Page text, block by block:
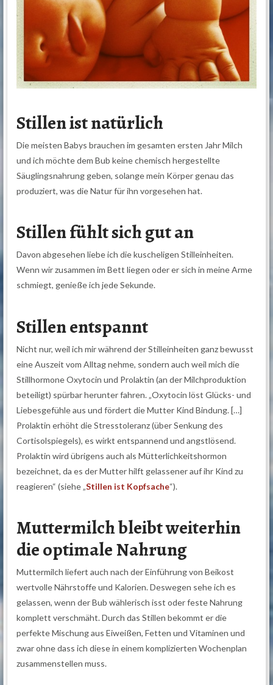
Stillen ist natürlich
Die meisten Babys brauchen im gesamten ersten Jahr Milch
und ich möchte dem Bub keine chemisch hergestellte
Säuglingsnahrung geben, solange mein Körper genau das
produziert, was die Natur für ihn vorgesehen hat.
Stillen fühlt sich gut an
Davon abgesehen liebe ich die kuscheligen Stilleinheiten.
Wenn wir zusammen im Bett liegen oder er sich in meine Arme
schmiegt, genieße ich jede Sekunde.
Stillen entspannt
Nicht nur, weil ich mir während der Stilleinheiten ganz bewusst
eine Auszeit vom Alltag nehme, sondern auch weil mich die
Stillhormone Oxytocin und Prolaktin (an der Milchproduktion
beteiligt) spürbar herunter fahren. „Oxytocin löst Glücks- und
Liebesgefühle aus und fördert die Mutter Kind Bindung. […]
Prolaktin erhöht die Stresstoleranz (über Senkung des
Cortisolspiegels), es wirkt entspannend und angstlösend.
Prolaktin wird übrigens auch als Mütterlichkeitshormon
bezeichnet, da es der Mutter hilft gelassener auf ihr Kind zu
reagieren“ (siehe „Stillen ist Kopfsache“).
Muttermilch bleibt weiterhin
die optimale Nahrung
Muttermilch liefert auch nach der Einführung von Beikost
wertvolle Nährstoffe und Kalorien. Deswegen sehe ich es
gelassen, wenn der Bub wählerisch isst oder feste Nahrung
komplett verschmäht. Durch das Stillen bekommt er die
perfekte Mischung aus Eiweißen, Fetten und Vitaminen und
zwar ohne dass ich diese in einem komplizierten Wochenplan
zusammenstellen muss.